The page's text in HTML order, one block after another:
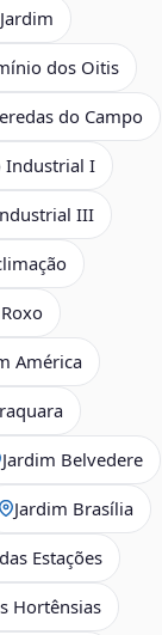
dos Oitis
do Campo
Industrial I
III
América
Jardim Belvedere
Jardim Brasília
Estações
Hortênsias